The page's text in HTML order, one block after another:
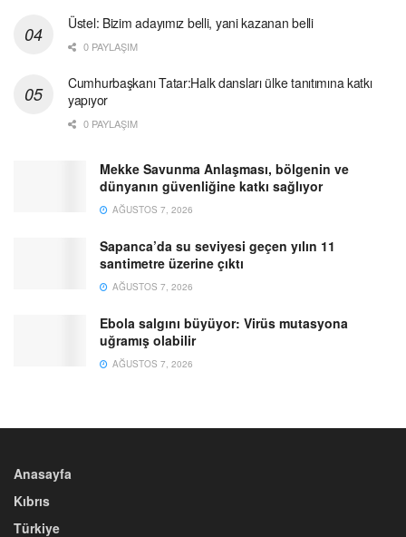
Üstel: Bizim adayımız belli, yani kazanan belli
0 PAYLAŞIM
Cumhurbaşkanı Tatar:Halk dansları ülke tanıtımına katkı
yapıyor
0 PAYLAŞIM
Mekke Savunma Anlaşması, bölgenin ve
dünyanın güvenliğine katkı sağlıyor
AĞUSTOS 7, 2026
Sapanca’da su seviyesi geçen yılın 11
santimetre üzerine çıktı
AĞUSTOS 7, 2026
Ebola salgını büyüyor: Virüs mutasyona
uğramış olabilir
AĞUSTOS 7, 2026
Anasayfa
Kıbrıs
Türkiye